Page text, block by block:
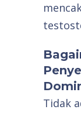
Tidak